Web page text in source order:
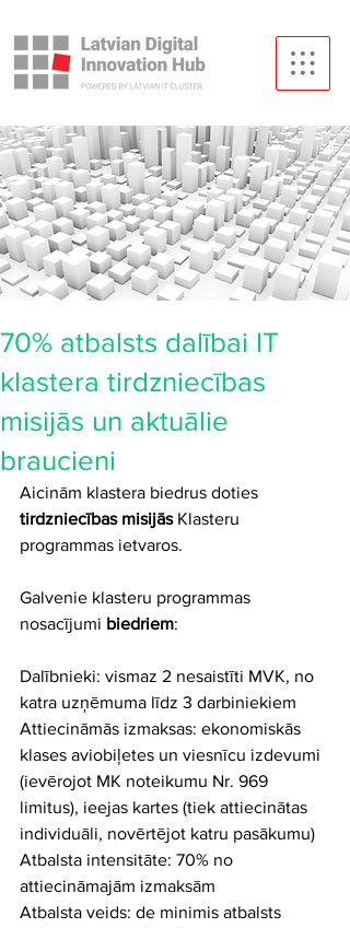
70% atbalsts dalībai IT
klastera tirdzniecības
misijās un aktuālie
braucieni
Aicinām klastera biedrus doties
tirdzniecības misijās Klasteru
programmas ietvaros.
Galvenie klasteru programmas
nosacījumi biedriem:
Dalībnieki: vismaz 2 nesaistīti MVK, no
katra uzņēmuma līdz 3 darbiniekiem
Attiecināmās izmaksas: ekonomiskās
klases aviobiļetes un viesnīcu izdevumi
(ievērojot MK noteikumu Nr. 969
limitus), ieejas kartes (tiek attiecinātas
individuāli, novērtējot katru pasākumu)
Atbalsta intensitāte: 70% no
attiecināmajām izmaksām
Atbalsta veids: de minimis atbalsts